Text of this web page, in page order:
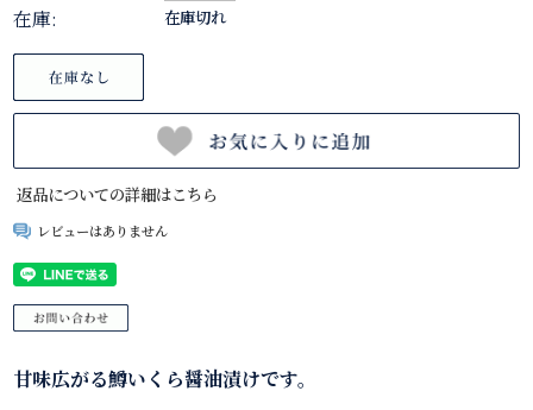
在庫: 在庫切れ
返品についての詳細はこちら
レビューはありません
甘味広がる鱒いくら醤油漬けです。